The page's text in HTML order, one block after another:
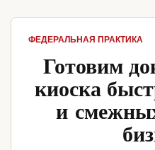
ФЕДЕРАЛЬНАЯ ПРАКТИКА
Готовим
киоска
и